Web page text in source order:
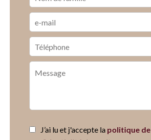
J’ai lu et j'accepte la politique de